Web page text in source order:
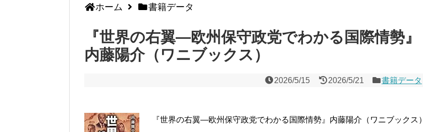
ホーム 書籍データ
『世界の右翼―欧州保守政党でわかる国際情勢』
内藤陽介（ワニブックス）
2026/5/15 2026/5/21 書籍データ
『世界の右翼―欧州保守政党でわかる国際情勢』内藤陽介（ワニブックス）